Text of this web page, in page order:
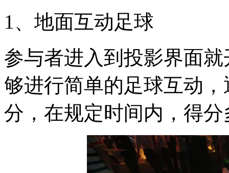
1、地面互动足球
参与者进入到投影界面
够进行简单的足球互动
分，在规定时间内，得